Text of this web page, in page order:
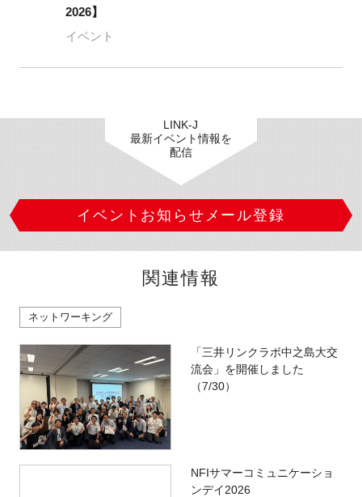
2026】
イベント
LINK-J
最新イベント情報を
配信
イベントお知らせメール登録
関連情報
ネットワーキング
「三井リンクラボ中之島大交
流会」を開催しました
（7/30）
NFIサマーコミュニケーショ
ンデイ2026